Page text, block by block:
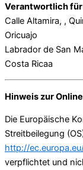
Verantwortlich für
Calle Altamira, ,
Oricuajo
Labrador de San
Costa Ricaa
Hinweis zur
Die Europäische
Streitbeilegung
http://
verpflichtet und